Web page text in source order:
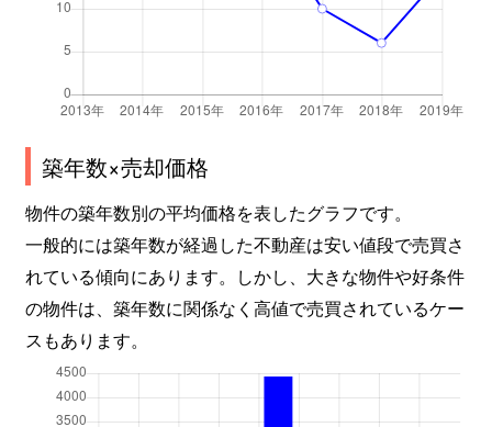
築年数×売却価格
物件の築年数別の平均価格を表したグラフです。
一般的には築年数が経過した不動産は安い値段で売買さ
れている傾向にあります。しかし、大きな物件や好条件
の物件は、築年数に関係なく高値で売買されているケー
スもあります。